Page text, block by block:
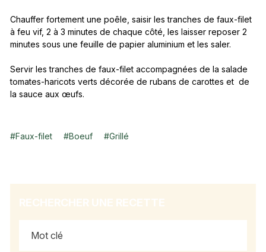
Chauffer fortement une poêle, saisir les tranches de faux-filet
à feu vif, 2 à 3 minutes de chaque côté, les laisser reposer 2
minutes sous une feuille de papier aluminium et les saler.
Servir les tranches de faux-filet accompagnées de la salade
tomates-haricots verts décorée de rubans de carottes et de
la sauce aux œufs.
#Faux-filet #Boeuf #Grillé